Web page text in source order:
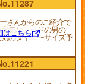
さんからのご紹介で
気なレッドの男の
のタイニーサイズ予
はこちら